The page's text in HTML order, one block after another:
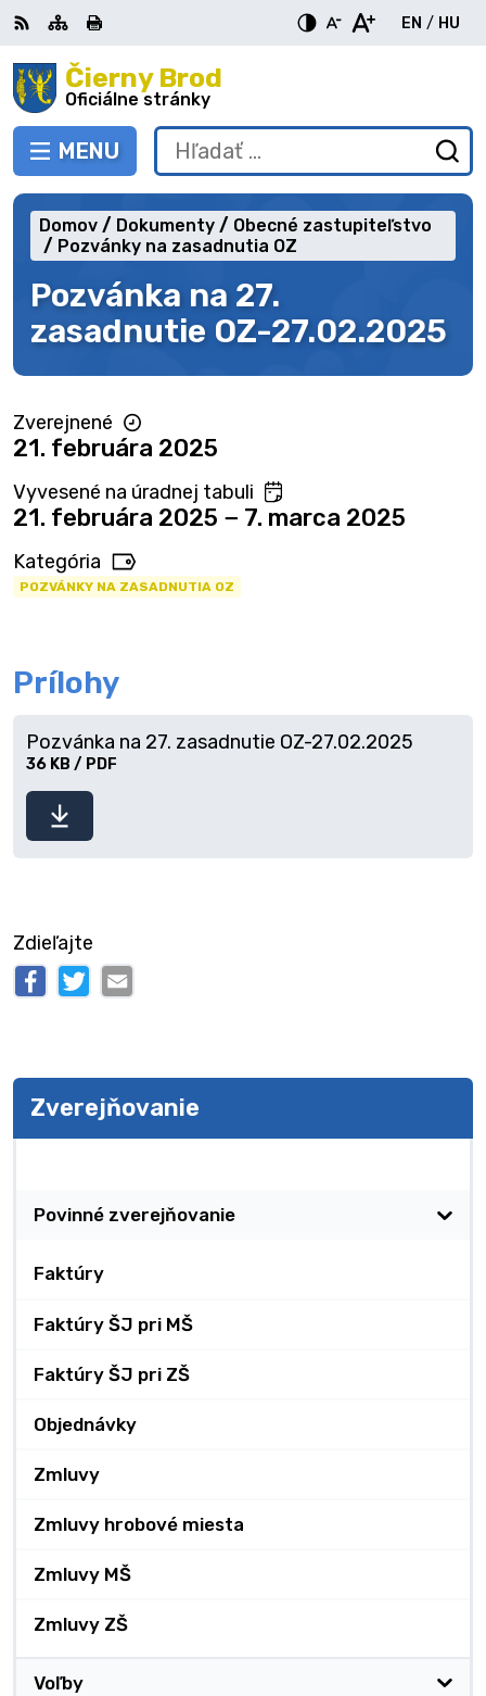
Preskočiť
na
obsah Čierny Brod
Oficiálne stránky
PREPNÚŤ
MENU
RSS MapaTlačiť
EN
English
/ HU
Hľadať:
Pozvánka na 27.
zasadnutie OZ-27.02.2025
Domov Dokumenty
Obecné zastupiteľstvo
Pozvánky na zasadnutia OZ
Zverejnené
21. februára 2025
Vyvesené na úradnej tabuli
21. februára 2025 − 7. marca 2025
Kategória
POZVÁNKY NA ZASADNUTIA OZ
Prílohy
Stiahnuť
súbor
Pozvánka na 27. zasadnutie OZ-27.02.2025
36 KB / PDF
Zdieľajte
Zverejňovanie
Povinné zverejňovanie
Faktúry
Faktúry ŠJ pri MŠ
Faktúry ŠJ pri ZŠ
Objednávky
Zmluvy
Zmluvy hrobové miesta
Zmluvy MŠ
Zmluvy ZŠ
Voľby